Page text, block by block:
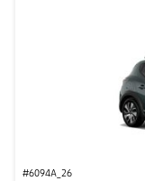
#6094A_26